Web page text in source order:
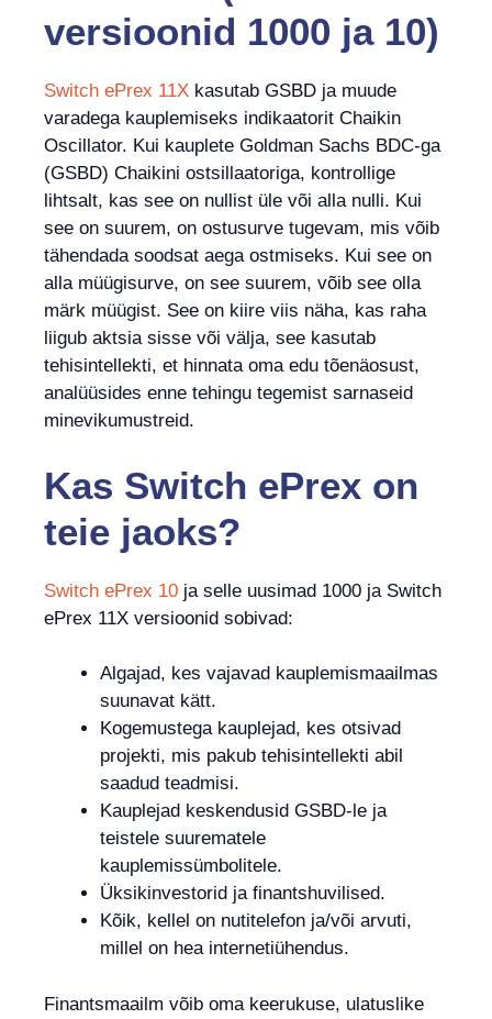
versioonid 1000 ja 10)
Switch ePrex 11X kasutab GSBD ja muude
varadega kauplemiseks indikaatorit Chaikin
Oscillator. Kui kauplete Goldman Sachs BDC-ga
(GSBD) Chaikini ostsillaatoriga, kontrollige
lihtsalt, kas see on nullist üle või alla nulli. Kui
see on suurem, on ostusurve tugevam, mis võib
tähendada soodsat aega ostmiseks. Kui see on
alla müügisurve, on see suurem, võib see olla
märk müügist. See on kiire viis näha, kas raha
liigub aktsia sisse või välja, see kasutab
tehisintellekti, et hinnata oma edu tõenäosust,
analüüsides enne tehingu tegemist sarnaseid
minevikumustreid.
Kas Switch ePrex on
teie jaoks?
Switch ePrex 10 ja selle uusimad 1000 ja Switch
ePrex 11X versioonid sobivad:
Algajad, kes vajavad kauplemismaailmas
suunavat kätt.
Kogemustega kauplejad, kes otsivad
projekti, mis pakub tehisintellekti abil
saadud teadmisi.
Kauplejad keskendusid GSBD-le ja
teistele suurematele
kauplemissümbolitele.
Üksikinvestorid ja finantshuvilised.
Kõik, kellel on nutitelefon ja/või arvuti,
millel on hea internetiühendus.
Finantsmaailm võib oma keerukuse, ulatuslike